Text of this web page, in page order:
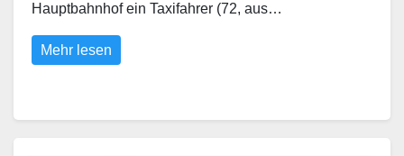
Hauptbahnhof ein Taxifahrer (72, aus…
Mehr lesen